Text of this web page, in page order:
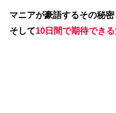
マニアが豪語するその秘
そして10日間で期待でき